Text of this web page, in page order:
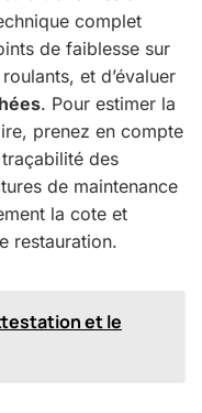
complet
de faiblesse sur
et d’évaluer
. Pour estimer la
prenez en compte
des
de maintenance
la cote et
restauration.
et le